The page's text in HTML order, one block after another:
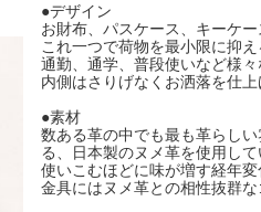
●デザイン
お財布、パスケース、キーケ
これ一つで荷物を最小限に抑え
通勤、通学、普段使いなど様々
内側はさりげなくお洒落を仕
●素材
数ある革の中でも最も革らし
る、日本製のヌメ革を使用して
使いこむほどに味が増す経年変
金具にはヌメ革との相性抜群な